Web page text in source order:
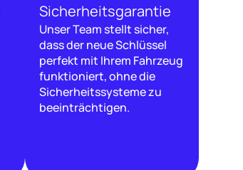
Sicherheitsgarantie
Unser Team stellt sicher,
dass der neue Schlüssel
perfekt mit Ihrem Fahrzeug
funktioniert, ohne die
Sicherheitssysteme zu
beeinträchtigen.